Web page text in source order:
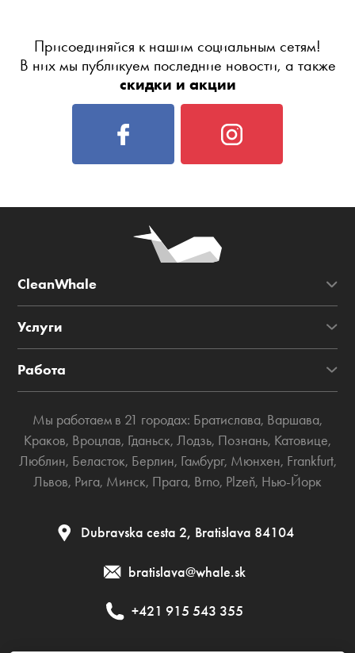
Присоединяйся к нашим социальным сетям!
В них мы публикуем последние новости, а также
скидки и акции
CleanWhale
Услуги
Работа
Мы работаем в 21 городах: Братислава, Варшава,
Краков, Вроцлав, Гданьск, Лодзь, Познань, Катовице,
Люблин, Беласток, Берлин, Гамбург, Мюнхен, Frankfurt,
Львов, Рига, Минск, Прага, Brno, Plzeň, Нью-Йорк
Dubravska cesta 2, Bratislava 84104
bratislava@whale.sk
+421 915 543 355